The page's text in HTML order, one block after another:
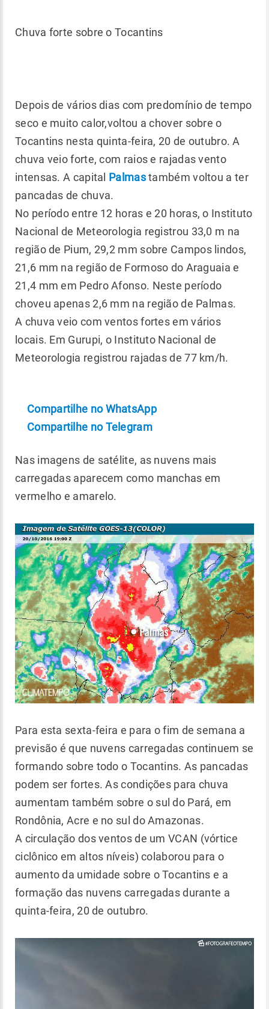
Chuva forte sobre o Tocantins
Depois de vários dias com predomínio de tempo
seco e muito calor,voltou a chover sobre o
Tocantins nesta quinta-feira, 20 de outubro. A
chuva veio forte, com raios e rajadas vento
intensas. A capital Palmastambém voltou a ter
pancadas de chuva.
No período entre 12 horas e 20 horas, o Instituto
Nacional de Meteorologia registrou 33,0 m na
região de Pium, 29,2 mm sobre Campos lindos,
21,6 mm na região de Formoso do Araguaia e
21,4 mm em Pedro Afonso. Neste período
choveu apenas 2,6 mm na região de Palmas.
A chuva veio com ventos fortes em vários
locais. Em Gurupi, o Instituto Nacional de
Meteorologia registrou rajadas de 77 km/h.
Compartilhe no WhatsApp
Compartilhe no Telegram
Nas imagens de satélite, as nuvens mais
carregadas aparecem como manchas em
vermelho e amarelo.
Para esta sexta-feira e para o fim de semana a
previsão é que nuvens carregadas continuem se
formando sobre todo o Tocantins. As pancadas
podem ser fortes. As condições para chuva
aumentam também sobre o sul do Pará, em
Rondônia, Acre e no sul do Amazonas.
A circulação dos ventos de um VCAN (vórtice
ciclônico em altos níveis) colaborou para o
aumento da umidade sobre o Tocantins e a
formação das nuvens carregadas durante a
quinta-feira, 20 de outubro.